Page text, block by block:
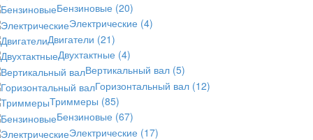
Бензиновые (20)
Электрические (4)
Двигатели (21)
Двухтактные (4)
Вертикальный вал (5)
Горизонтальный вал (12)
Триммеры (85)
Бензиновые (67)
Электрические (17)